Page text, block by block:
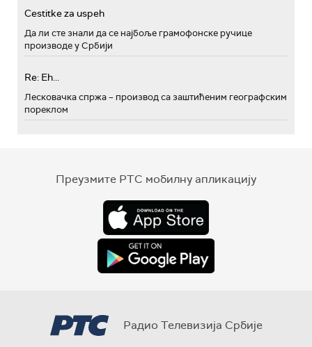
Cestitke za uspeh
Да ли сте знали да се најбоље грамофонске ручице
производе у Србији
Re: Eh...
Лесковачка спржа – производ са заштићеним географским
пореклом
Преузмите РТС мобилну апликацију
Радио Телевизија Србије